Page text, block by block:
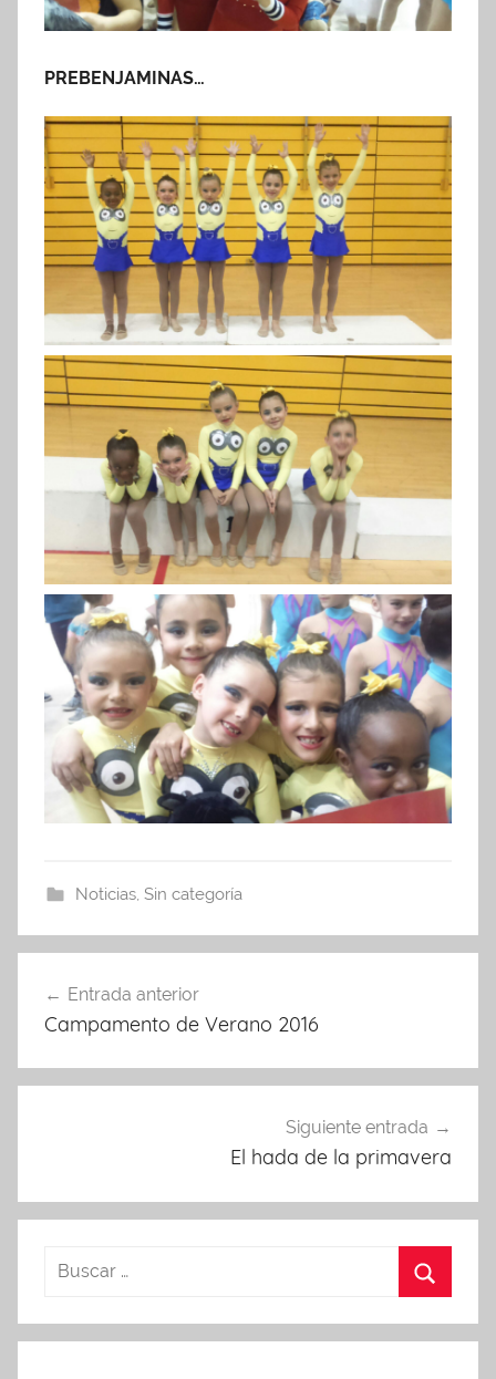
PREBENJAMINAS…
Noticias, Sin categoría
de
Entrada anterior
Campamento de Verano 2016
Siguiente entrada
El hada de la primavera